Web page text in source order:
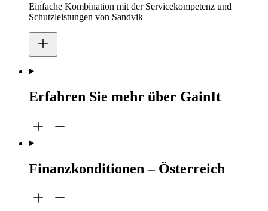
Einfache Kombination mit der Servicekompetenz und
Schutzleistungen von Sandvik
Erfahren Sie mehr über GainIt
Finanzkonditionen – Österreich